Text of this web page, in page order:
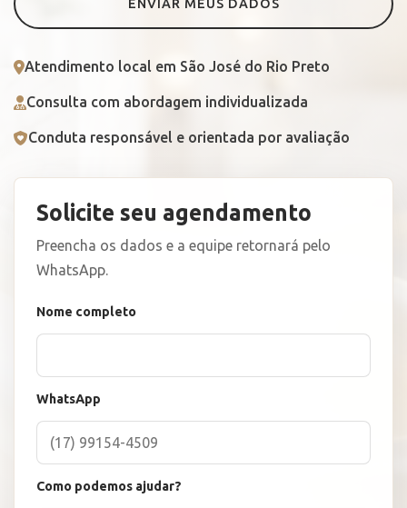
ENVIAR MEUS DADOS
Atendimento local em São José do Rio Preto
Consulta com abordagem individualizada
Conduta responsável e orientada por avaliação
Solicite seu agendamento
Preencha os dados e a equipe retornará pelo
WhatsApp.
Nome completo
WhatsApp
Como podemos ajudar?